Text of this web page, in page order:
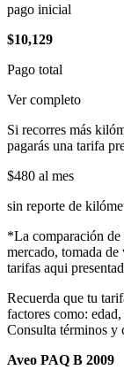
pago inicial
$10,129
Pago total
Ver completo
Si recorres más
pagarás una tarifa
$480 al mes
sin reporte de
*La comparación de
mercado, tomada
tarifas aqui
Recuerda que tu
factores como:
Consulta términos y
Aveo PAQ B 2009